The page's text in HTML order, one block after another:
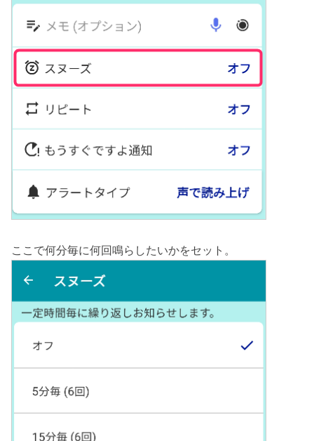
ここで何分毎に何回鳴らしたいかをセット。